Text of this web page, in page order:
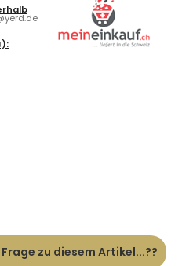
Frage zu diesem Artikel...??